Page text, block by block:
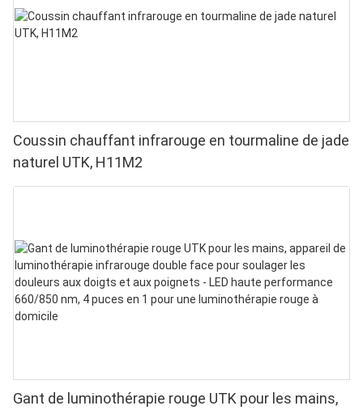
Coussin chauffant infrarouge en tourmaline de jade
naturel UTK, H11M2
Gant de luminothérapie rouge UTK pour les mains,